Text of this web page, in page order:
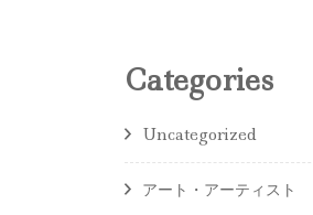
Categories
Uncategorized
アート・アーティスト